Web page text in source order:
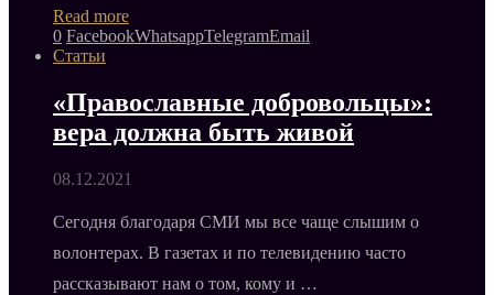
Read more
0 FacebookWhatsappTelegramEmail
Статьи
«Православные добровольцы»:
вера должна быть живой
08.12.2021
Сегодня благодаря СМИ мы все чаще слышим о
волонтерах. В газетах и по телевидению часто
рассказывают нам о том, кому и …